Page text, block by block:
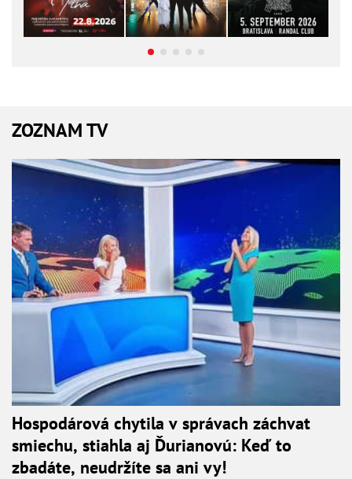
ZOZNAM TV
Hospodárová chytila v správach záchvat
smiechu, stiahla aj Ďurianovú: Keď to
zbadáte, neudržíte sa ani vy!